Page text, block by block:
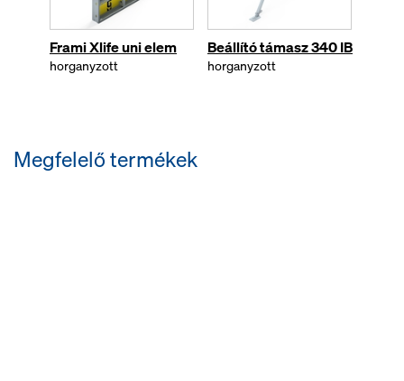
Frami Xlife uni elem
horganyzott
Beállító támasz 340 IB
horganyzott
Megfelelő termékek